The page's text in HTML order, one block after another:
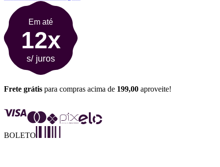
Em até
12x
s/ juros
Frete grátis para compras acima de 199,00 aproveite!
BOLETO